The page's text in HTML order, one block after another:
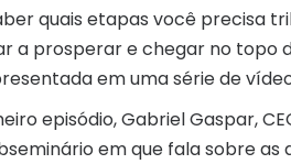
quais etapas você precisa
a prosperar e chegar no topo
em uma série de
episódio, Gabriel Gaspar,
em que fala sobre